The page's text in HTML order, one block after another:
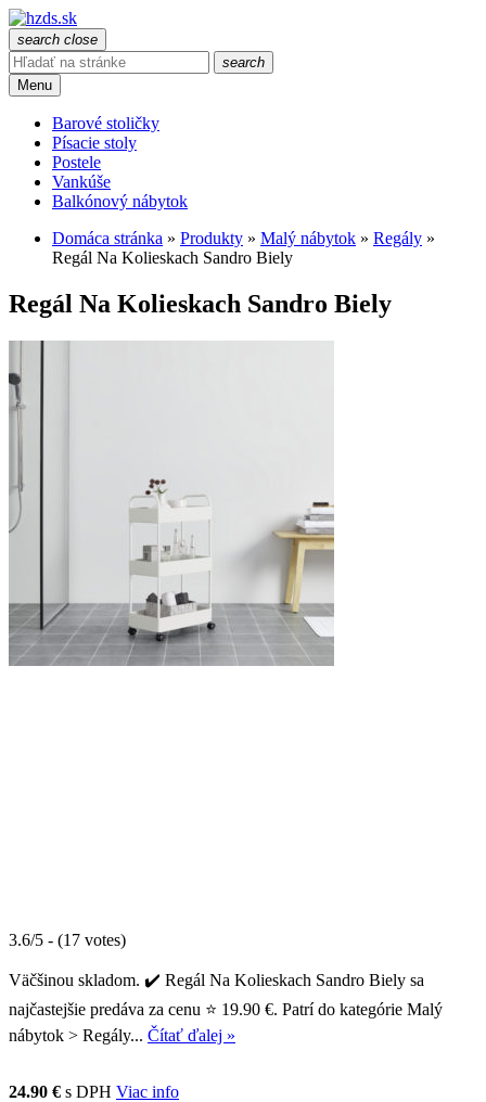
search close
search
Menu
Barové stoličky
Písacie stoly
Postele
Vankúše
Balkónový nábytok
Domáca stránka » Produkty » Malý nábytok » Regály »
Regál Na Kolieskach Sandro Biely
Regál Na Kolieskach Sandro Biely
3.6/5 - (17 votes)
Väčšinou skladom. ✔️ Regál Na Kolieskach Sandro Biely sa
najčastejšie predáva za cenu ⭐ 19.90 €. Patrí do kategórie Malý
nábytok > Regály... Čítať ďalej »
24.90 € s DPH Viac info